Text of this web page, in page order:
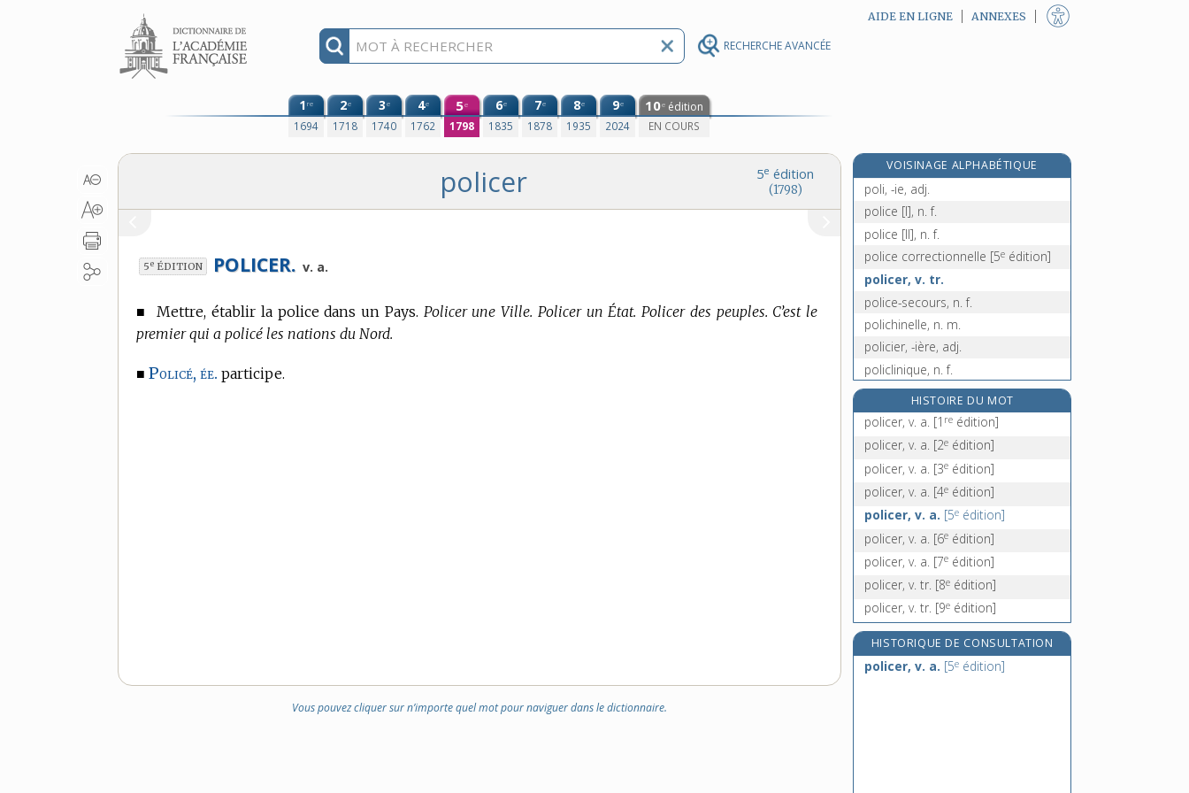
RECHERCHE AVANCÉE
Aller au contenu AIDE EN LIGNE ANNEXES
1re
1694
2e
1718
3e
1740
4e
1762
5e
1798
6e
1835
7e
1878
8e
1935
9e
2024
10e édition
EN COURS
5e édition
(1798)
policer
5e ÉDITION POLICER. v. a.
■ Mettre, établir la police dans un Pays. Policer une Ville. Policer un État. Policer des peuples. C’est le
premier qui a policé les nations du Nord.
■ Policé, ée. participe.
Vous pouvez cliquer sur n’importe quel mot pour naviguer dans le dictionnaire.
VOISINAGE ALPHABÉTIQUE
pole position, n. f.
poli, -ie, adj.
police [I], n. f.
police [II], n. f.
police correctionnelle [5e édition]
policer, v. tr.
police-secours, n. f.
polichinelle, n. m.
policier, -ière, adj.
policlinique, n. f.
poliment [I], adv.
poliment [II], n. m.[7eédition]
polio, n. f.
poliomyélite, n. f.
HISTOIRE DU MOT
policer, v. a. [1 re édition]
policer, v. a. [2e édition]
policer, v. a. [3e édition]
policer, v. a. [4e édition]
policer, v. a. [5e édition]
policer, v. a. [6e édition]
policer, v. a. [7e édition]
policer, v. tr. [8e édition]
policer, v. tr. [9e édition]
HISTORIQUE DE CONSULTATION
policer, v. a. [5e édition]